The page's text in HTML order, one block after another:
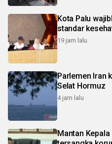
Kota Palu
standar
19 jam lalu
Parlemen Iran
Selat Hormuz
4 jam lalu
Mantan